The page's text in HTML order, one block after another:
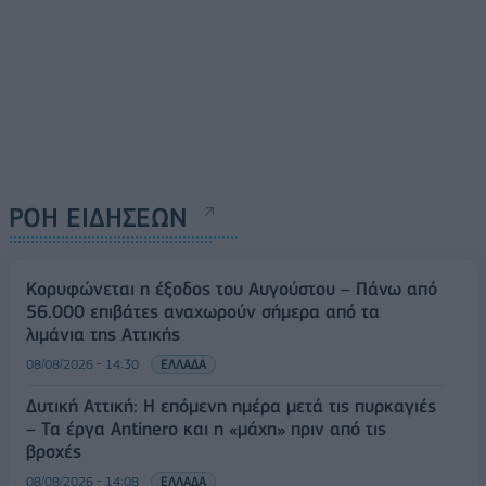
ΡΟΗ ΕΙΔΗΣΕΩΝ
Κορυφώνεται η έξοδος του Αυγούστου – Πάνω από
56.000 επιβάτες αναχωρούν σήμερα από τα
λιμάνια της Αττικής
08/08/2026 - 14:30 ΕΛΛΑΔΑ
Δυτική Αττική: Η επόμενη ημέρα μετά τις πυρκαγιές
– Τα έργα Antinero και η «μάχη» πριν από τις
βροχές
08/08/2026 - 14:08 ΕΛΛΑΔΑ